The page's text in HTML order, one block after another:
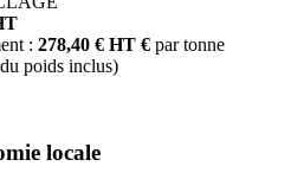
: 278,40 € HT € par tonne
poids inclus)
locale